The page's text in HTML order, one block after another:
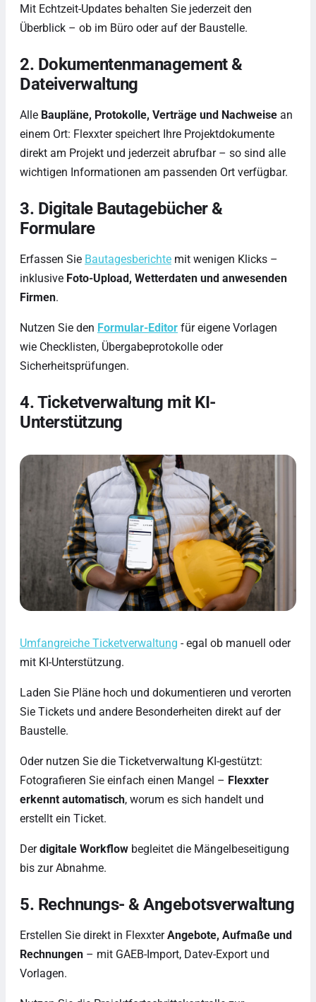
Mit Echtzeit-Updates behalten Sie jederzeit den
Überblick – ob im Büro oder auf der Baustelle.
2. Dokumentenmanagement &
Dateiverwaltung
Alle Baupläne, Protokolle, Verträge und Nachweise an
einem Ort: Flexxter speichert Ihre Projektdokumente
direkt am Projekt und jederzeit abrufbar – so sind alle
wichtigen Informationen am passenden Ort verfügbar.
3. Digitale Bautagebücher &
Formulare
Erfassen Sie Bautagesberichte mit wenigen Klicks –
inklusive Foto-Upload, Wetterdaten und anwesenden
Firmen.
Nutzen Sie den Formular-Editor für eigene Vorlagen
wie Checklisten, Übergabeprotokolle oder
Sicherheitsprüfungen.
4. Ticketverwaltung mit KI-
Unterstützung
Umfangreiche Ticketverwaltung - egal ob manuell oder
mit KI-Unterstützung.
Laden Sie Pläne hoch und dokumentieren und verorten
Sie Tickets und andere Besonderheiten direkt auf der
Baustelle.
Oder nutzen Sie die Ticketverwaltung KI-gestützt:
Fotografieren Sie einfach einen Mangel – Flexxter
erkennt automatisch, worum es sich handelt und
erstellt ein Ticket.
Derdigitale Workflow begleitet die Mängelbeseitigung
bis zur Abnahme.
5. Rechnungs- & Angebotsverwaltung
Erstellen Sie direkt in FlexxterAngebote, Aufmaße und
Rechnungen – mit GAEB-Import, Datev-Export und
Vorlagen.